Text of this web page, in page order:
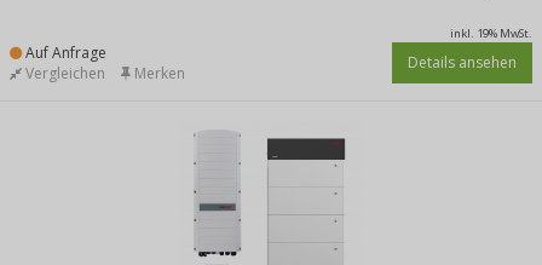
inkl. 19% MwSt.
Auf Anfrage Details ansehen
Vergleichen Merken